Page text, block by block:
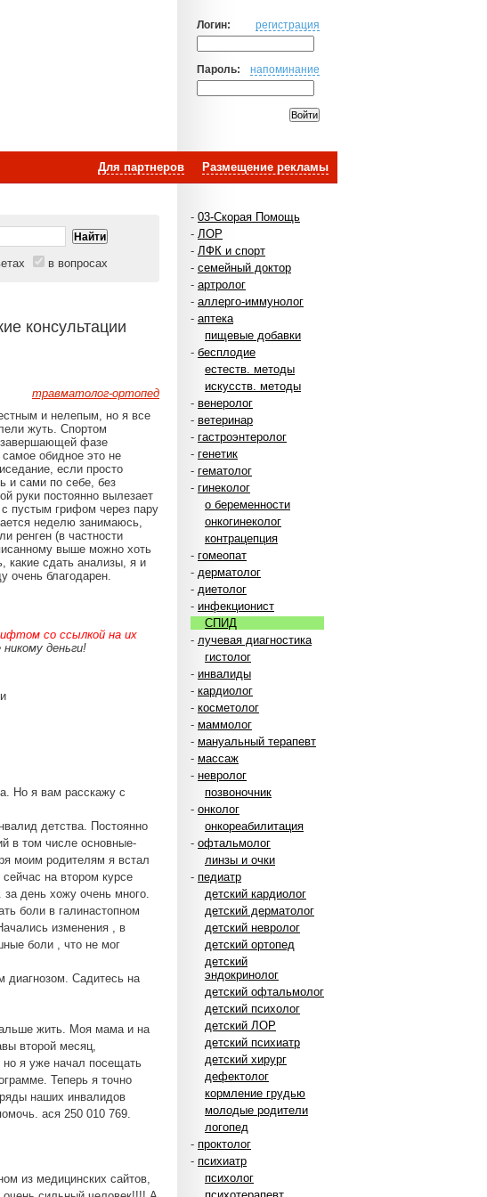
Логин: регистрация
Пароль: напоминание
Размещение рекламы
Для партнеров
- 03-Скорая Помощь
- ЛОР
- ЛФК и спорт
- семейный доктор
- артролог
- аллерго-иммунолог
- аптека
пищевые добавки
- бесплодие
естеств. методы
искусств. методы
- венеролог
- ветеринар
- гастроэнтеролог
- генетик
- гематолог
- гинеколог
о беременности
онкогинеколог
контрацепция
- гомеопат
- дерматолог
- диетолог
- инфекционист
СПИД
- лучевая диагностика
гистолог
- инвалиды
- кардиолог
- косметолог
- маммолог
- мануальный терапевт
- массаж
- невролог
позвоночник
- онколог
онкореабилитация
- офтальмолог
линзы и очки
- педиатр
детский кардиолог
детский дерматолог
детский невролог
детский ортопед
детский
эндокринолог
детский офтальмолог
детский психолог
детский ЛОР
детский психиатр
детский хирург
дефектолог
кормление грудью
молодые родители
логопед
- проктолог
- психиатр
психолог
в вопросах
консультации
травматолог-ортопед
и нелепым, но я все
жуть. Спортом
завершающей фазе
обидное это не
если просто
и сами по себе, без
руки постоянно вылезает
пустым грифом через пару
неделю занимаюсь,
ренген (в частности
выше можно хоть
какие сдать анализы, я и
очень благодарен.
со ссылкой на их
деньги!
Но я вам расскажу с
детства. Постоянно
в том числе основные-
моим родителям я встал
на втором курсе
день хожу очень много.
боли в галинастопном
изменения , в
боли , что не мог
диагнозом. Садитесь на
жить. Моя мама и на
второй месяц,
я уже начал посещать
Теперь я точно
наших инвалидов
ася 250 010 769.
из медицинских сайтов,